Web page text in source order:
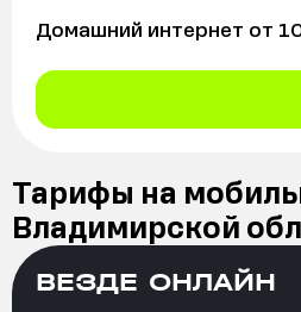
Домашний интернет от
Тарифы на
Владимирской
ВЕЗДЕ ОНЛАЙН